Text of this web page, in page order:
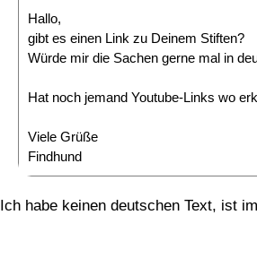
Hallo,
gibt es einen Link zu Deinem Stiften?
Würde mir die Sachen gerne mal in
Hat noch jemand Youtube-Links wo
Viele Grüße
Findhund
Ich habe keinen deutschen Text, ist